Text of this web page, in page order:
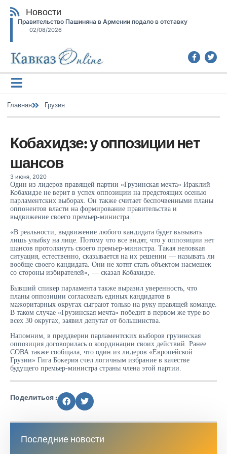
Новости
Правительство Пашиняна в Армении подало в отставку
02/08/2026
Главная Грузия
Кобахидзе: у оппозиции нет
шансов
3 июня, 2020
Один из лидеров правящей партии «Грузинская мечта» Ираклий
Кобахидзе не верит в успех оппозиции на предстоящих осенью
парламентских выборах. Он также считает беспочвенными планы
оппонентов власти на формирование правительства и
выдвижение своего премьер-министра.
«В реальности, выдвижение любого кандидата будет вызывать
лишь улыбку на лице. Потому что все видят, что у оппозиции нет
шансов протолкнуть своего премьер-министра. Такая неловкая
ситуация, естественно, сказывается на их решении — называть ли
вообще своего кандидата. Они не хотят стать объектом насмешек
со стороны избирателей», — сказал Кобахидзе.
Бывший спикер парламента также выразил уверенность, что
планы оппозиции согласовать единых кандидатов в
мажоритарных округах сыграют только на руку правящей команде.
В таком случае «Грузинская мечта» победит в первом же туре во
всех 30 округах, заявил депутат от большинства.
Напомним, в преддверии парламентских выборов грузинская
оппозиция договорилась о координации своих действий. Ранее
СОВА также сообщала, что один из лидеров «Европейской
Грузии» Гига Бокерия счел логичным избрание в качестве
будущего премьер-министра страны члена этой партии.
Поделиться :
Последние новости